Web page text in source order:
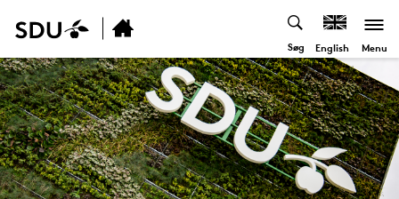
Søg English Menu